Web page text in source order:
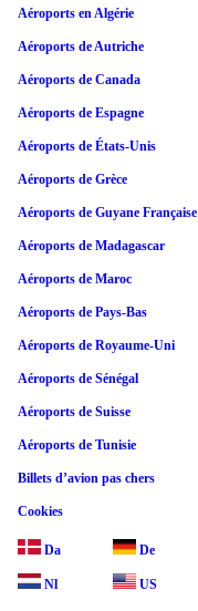
Aéroports en Algérie
Aéroports de Autriche
Aéroports de Canada
Aéroports de Espagne
Aéroports de États-Unis
Aéroports de Grèce
Aéroports de Guyane Française
Aéroports de Madagascar
Aéroports de Maroc
Aéroports de Pays-Bas
Aéroports de Royaume-Uni
Aéroports de Sénégal
Aéroports de Suisse
Aéroports de Tunisie
Billets d’avion pas chers
Cookies
Da De
Nl US